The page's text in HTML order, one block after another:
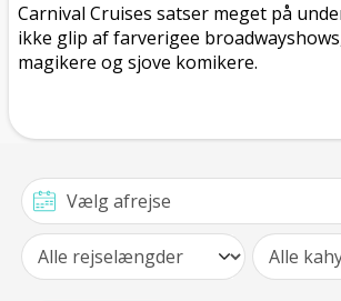
Carnival Cruises satser meget på
ikke glip af farverigee
magikere og sjove komikere.